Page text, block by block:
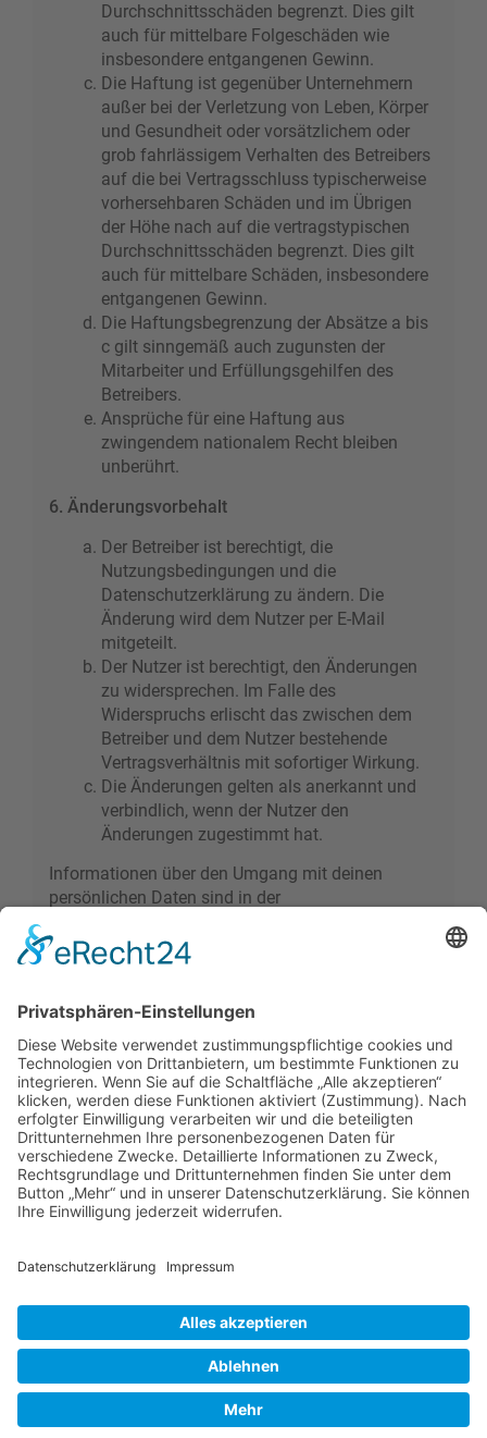
Durchschnittsschäden begrenzt. Dies gilt
auch für mittelbare Folgeschäden wie
insbesondere entgangenen Gewinn.
Die Haftung ist gegenüber Unternehmern
außer bei der Verletzung von Leben, Körper
und Gesundheit oder vorsätzlichem oder
grob fahrlässigem Verhalten des Betreibers
auf die bei Vertragsschluss typischerweise
vorhersehbaren Schäden und im Übrigen
der Höhe nach auf die vertragstypischen
Durchschnittsschäden begrenzt. Dies gilt
auch für mittelbare Schäden, insbesondere
entgangenen Gewinn.
Die Haftungsbegrenzung der Absätze a bis
c gilt sinngemäß auch zugunsten der
Mitarbeiter und Erfüllungsgehilfen des
Betreibers.
Ansprüche für eine Haftung aus
zwingendem nationalem Recht bleiben
unberührt.
6. Änderungsvorbehalt
Der Betreiber ist berechtigt, die
Nutzungsbedingungen und die
Datenschutzerklärung zu ändern. Die
Änderung wird dem Nutzer per E-Mail
mitgeteilt.
Der Nutzer ist berechtigt, den Änderungen
zu widersprechen. Im Falle des
Widerspruchs erlischt das zwischen dem
Betreiber und dem Nutzer bestehende
Vertragsverhältnis mit sofortiger Wirkung.
Die Änderungen gelten als anerkannt und
verbindlich, wenn der Nutzer den
Änderungen zugestimmt hat.
Informationen über den Umgang mit deinen
persönlichen Daten sind in der
Foren-Übersicht Alle Zeiten sindUTC+02:00
• Design by
Datenschutz•Impressum